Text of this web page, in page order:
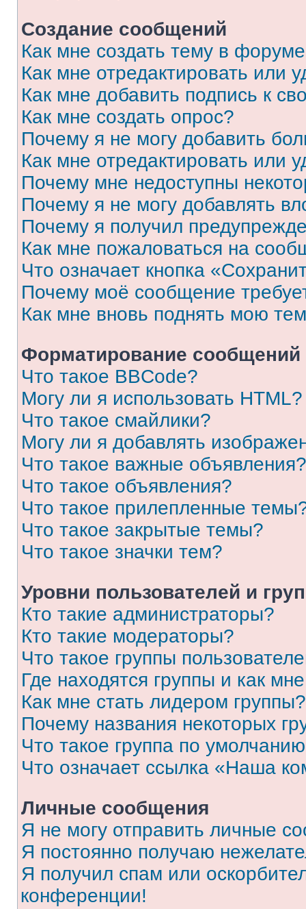
Создание сообщений
Как мне создать тему в
Как мне отредактировать или
Как мне добавить подпись к
Как мне создать опрос?
Почему я не могу добавить
Как мне отредактировать или
Почему мне недоступны
Почему я не могу добавлять
Почему я получил
Как мне пожаловаться на
Что означает кнопка
Почему моё сообщение
Как мне вновь поднять мою
Форматирование
Что такое BBCode?
Могу ли я использовать HTML?
Что такое смайлики?
Могу ли я добавлять
Что такое важные объявления?
Что такое объявления?
Что такое прилепленные
Что такое закрытые темы?
Что такое значки тем?
Уровни пользователей и
Кто такие администраторы?
Кто такие модераторы?
Что такое группы
Где находятся группы и как
Как мне стать лидером группы?
Почему названия некоторых
Что такое группа по
Что означает ссылка «Наша
Личные сообщения
Я не могу отправить личные
Я постоянно получаю
Я получил спам или
конференции!